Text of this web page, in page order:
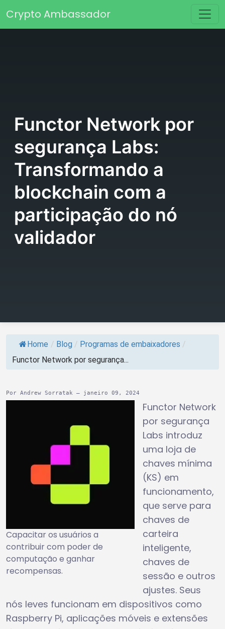
Navegação principal
Crypto Ambassador
Functor Network por
segurança Labs:
Transformando a
blockchain com a
participação do nó
validador
Home / Blog / Programas de embaixadores /
Functor Network por segurança...
Por Andrew Sorratak – janeiro 09, 2024
Capacitar os usuários a
contribuir com poder de
computação e ganhar
recompensas.
Functor Network
por segurança
Labs introduz
uma loja de
chaves mínima
(KS) em
funcionamento,
que serve para
chaves de
carteira
inteligente,
chaves de
sessão e outros
ajustes. Seus
nós leves funcionam em dispositivos como
Raspberry Pi, aplicações móveis e extensões